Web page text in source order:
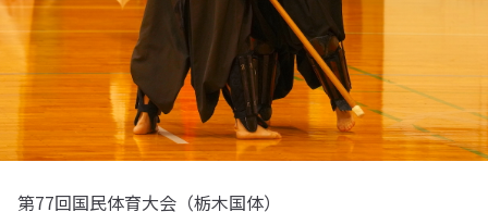
第77回国民体育大会（栃木国体）